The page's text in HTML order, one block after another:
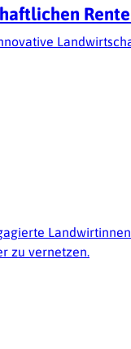
zu vernetzen.